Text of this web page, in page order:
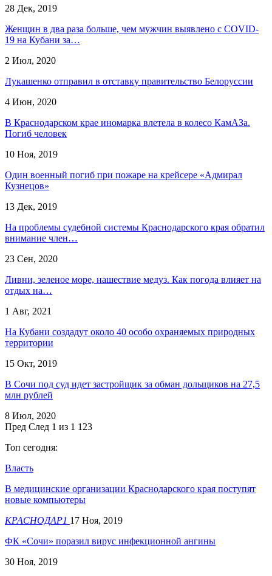
28 Дек, 2019
Женщин в два раза больше, чем мужчин выявлено с COVID-
19 на Кубани за…
2 Июл, 2020
Лукашенко отправил в отставку правительство Белоруссии
4 Июн, 2020
В Краснодарском крае иномарка влетела в колесо КамАЗа.
Погиб человек
10 Ноя, 2019
Один военный погиб при пожаре на крейсере «Адмирал
Кузнецов»
13 Дек, 2019
На проблемы судебной системы Краснодарского края обратил
внимание член…
23 Сен, 2020
Ливни, зеленое море, нашествие медуз. Как погода влияет на
отдых на…
1 Авг, 2021
На Кубани создадут около 40 особо охраняемых природных
территории
15 Окт, 2019
В Сочи под суд идет застройщик за обман дольщиков на 27,5
млн рублей
8 Июл, 2020
Пред След 1 из 1 123
Топ сегодня:
Власть
В медицинские организации Краснодарского края поступят
новые компьютеры
КРАСНОДАР1 17 Ноя, 2019
ФК «Сочи» поразил вирус инфекционной ангины
30 Ноя, 2019